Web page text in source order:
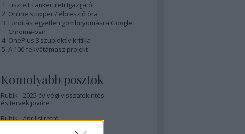
Tisztelt Tankerületi Igazgató!
Online stopper / ébresztő óra
Fordítás egyetlen gombnyomásra Google
Chrome-ban
OnePlus 3 szubjektív kritika
A 100 fekvőtámasz projekt
Komolyabb posztok
Rubik - 2025 év végi visszatekintés
és tervek jövőre
Rubik - áprilisi retró